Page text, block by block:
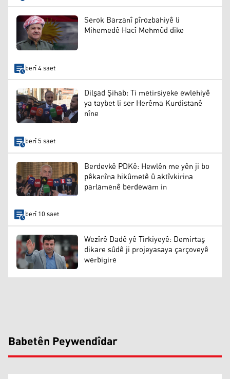
Serok Barzanî pîrozbahiyê li
Mihemedê Hacî Mehmûd dike
berî 4 saet
Dilşad Şihab: Ti metirsiyeke ewlehiyê
ya taybet li ser Herêma Kurdistanê
nîne
berî 5 saet
Berdevkê PDKê: Hewlên me yên ji bo
pêkanîna hikûmetê û aktîvkirina
parlamenê berdewam in
berî 10 saet
Wezîrê Dadê yê Tirkiyeyê: Demirtaş
dikare sûdê ji projeyasaya çarçoveyê
werbigire
Babetên Peywendîdar